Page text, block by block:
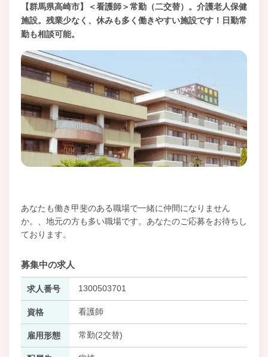
【群馬県高崎市】＜看護師＞常勤（二交替）。介護老人保健
施設。残業少なく、休みも多く働きやすい施設です！日勤常
勤も相談可能。
あなたも働き甲斐のある職場で一緒に仲間になりません
か。、地元の方も多い職場です。あなたのご応募をお待ちし
ております。
募集中の求人
求人番号 1300503701
資格 看護師
雇用形態 常勤(2交替)